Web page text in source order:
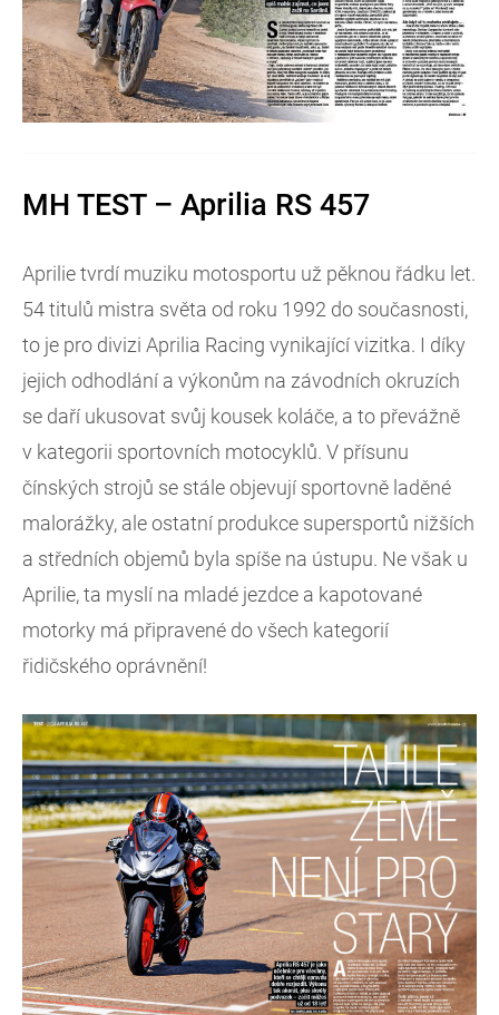
MH TEST – Aprilia RS 457
Aprilie tvrdí muziku motosportu už pěknou řádku let.
54 titulů mistra světa od roku 1992 do současnosti,
to je pro divizi Aprilia Racing vynikající vizitka. I díky
jejich odhodlání a výkonům na závodních okruzích
se daří ukusovat svůj kousek koláče, a to převážně
v kategorii sportovních motocyklů. V přísunu
čínských strojů se stále objevují sportovně laděné
malorážky, ale ostatní produkce supersportů nižších
a středních objemů byla spíše na ústupu. Ne však u
Aprilie, ta myslí na mladé jezdce a kapotované
motorky má připravené do všech kategorií
řidičského oprávnění!